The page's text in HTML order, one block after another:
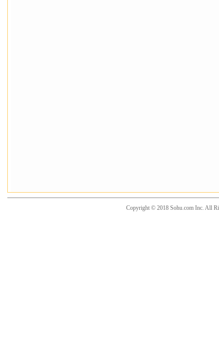
Copyright © 2018 Sohu.com Inc. All